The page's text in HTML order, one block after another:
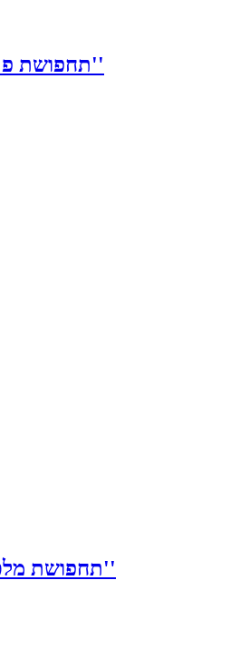
תחפושת פרפרית מהודרת''
תחפושת מלכת הקרח נשים''